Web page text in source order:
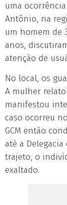
uma
Antônio, na
um homem de
anos,
atenção de
No local, os
A mulher
manifestou
caso ocorreu
GCM então
até a
trajeto, o
exaltado.